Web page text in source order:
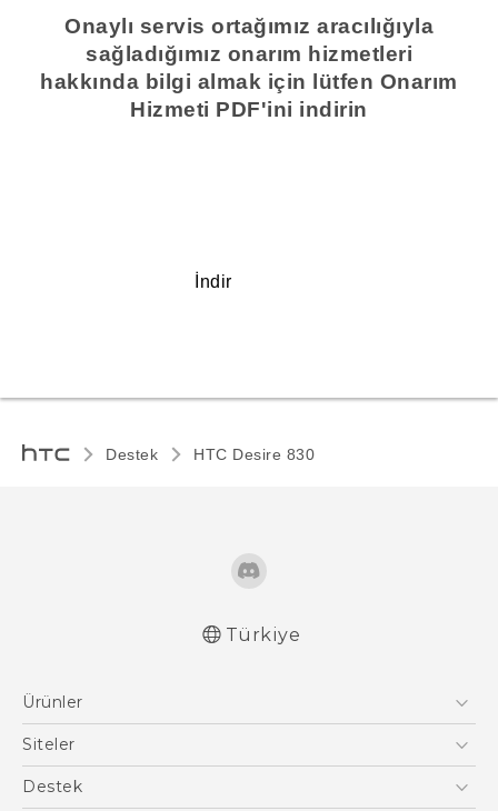
Onaylı servis ortağımız aracılığıyla
sağladığımız onarım hizmetleri
hakkında bilgi almak için lütfen Onarım
Hizmeti PDF'ini indirin
İndir
Destek HTC Desire 830‎
Türkiye
Ürünler
Akıllı Telefonlar
Siteler
HTC Dev
Destek